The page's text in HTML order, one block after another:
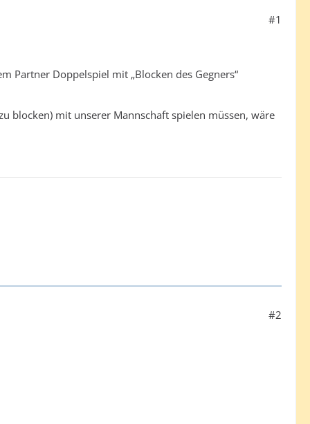
#1
Partner Doppelspiel mit „Blocken des Gegners“
blocken) mit unserer Mannschaft spielen müssen, wäre
#2